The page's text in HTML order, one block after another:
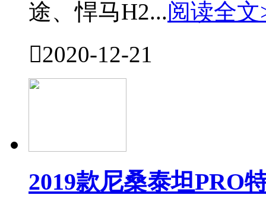
途、悍马H2...阅读全文
2020-12-21
2019款尼桑泰坦PRO